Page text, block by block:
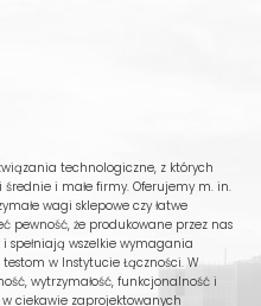
technologiczne, z których
i małe firmy. Oferujemy m. in.
wagi sklepowe czy łatwe
pewność, że produkowane przez nas
spełniają wszelkie wymagania
w Instytucie Łączności. W
wytrzymałość, funkcjonalność i
w ciekawie zaprojektowanych